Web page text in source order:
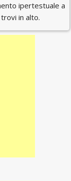
ipertestuale a
in alto.